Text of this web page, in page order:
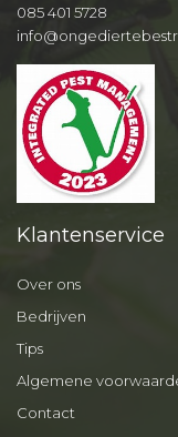
085 401 5728
Klantenservice
Over ons
Bedrijven
Tips
Algemene
Contact